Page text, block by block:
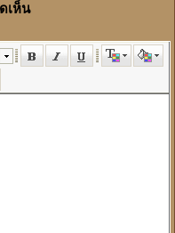
เห็น